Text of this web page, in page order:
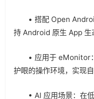
• 搭配 Open
持 Android 原生 App 生
• 应用于 eMonitor：
护眼的操作环境，实现
• AI 应用场景：在低